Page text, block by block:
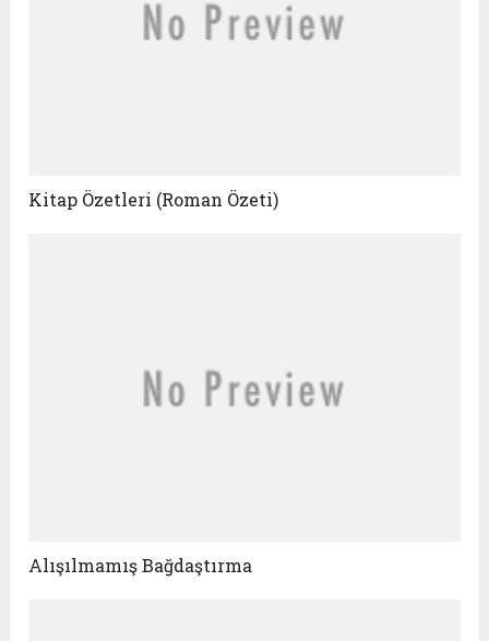
Kitap Özetleri (Roman Özeti)
Alışılmamış Bağdaştırma